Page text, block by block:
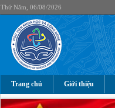
Thứ Năm, 06/08/2026
Trang chủ Giới thiệu